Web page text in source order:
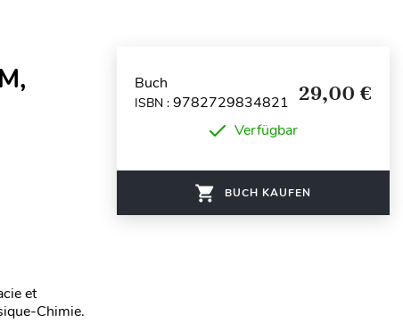
et
Chimie.
Buch
ISBN : 9782729834821 29,00 €
Verfügbar
BUCH KAUFEN